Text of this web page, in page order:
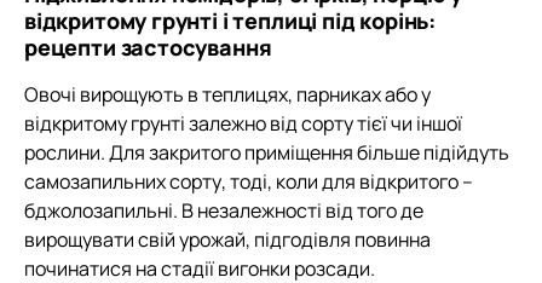
відкритому грунті і теплиці під корінь:
рецепти застосування
Овочі вирощують в теплицях, парниках або у
відкритому грунті залежно від сорту тієї чи іншої
рослини. Для закритого приміщення більше підійдуть
самозапильних сорту, тоді, коли для відкритого –
бджолозапильні. В незалежності від того де
вирощувати свій урожай, підгодівля повинна
починатися на стадії вигонки розсади.